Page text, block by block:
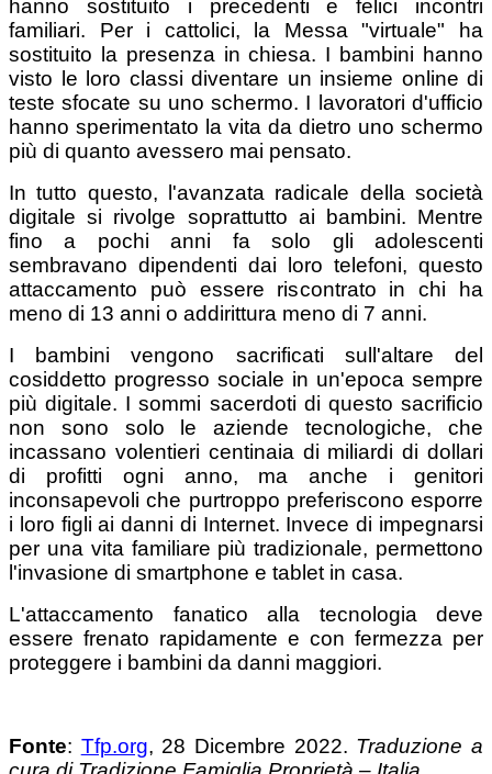
hanno sostituito i precedenti e felici incontri
familiari. Per i cattolici, la Messa "virtuale" ha
sostituito la presenza in chiesa. I bambini hanno
visto le loro classi diventare un insieme online di
teste sfocate su uno schermo. I lavoratori d'ufficio
hanno sperimentato la vita da dietro uno schermo
più di quanto avessero mai pensato.
In tutto questo, l'avanzata radicale della società
digitale si rivolge soprattutto ai bambini. Mentre
fino a pochi anni fa solo gli adolescenti
sembravano dipendenti dai loro telefoni, questo
attaccamento può essere riscontrato in chi ha
meno di 13 anni o addirittura meno di 7 anni.
I bambini vengono sacrificati sull'altare del
cosiddetto progresso sociale in un'epoca sempre
più digitale. I sommi sacerdoti di questo sacrificio
non sono solo le aziende tecnologiche, che
incassano volentieri centinaia di miliardi di dollari
di profitti ogni anno, ma anche i genitori
inconsapevoli che purtroppo preferiscono esporre
i loro figli ai danni di Internet. Invece di impegnarsi
per una vita familiare più tradizionale, permettono
l'invasione di smartphone e tablet in casa.
L'attaccamento fanatico alla tecnologia deve
essere frenato rapidamente e con fermezza per
proteggere i bambini da danni maggiori.
Fonte: Tfp.org, 28 Dicembre 2022. Traduzione a